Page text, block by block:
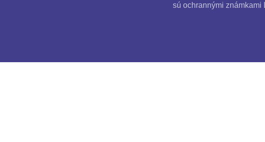
sú ochrannými známkami